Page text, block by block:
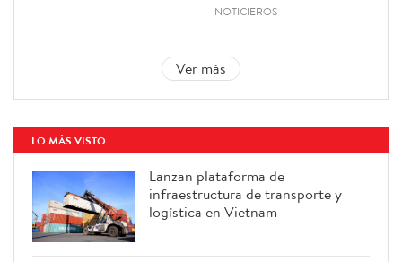
NOTICIEROS
Ver más
LO MÁS VISTO
Lanzan plataforma de
infraestructura de transporte y
logística en Vietnam